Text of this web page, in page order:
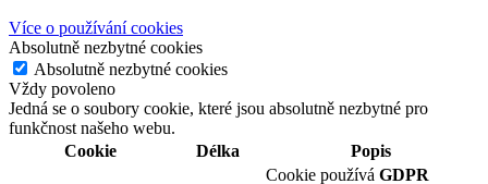
Více o používání cookies
Absolutně nezbytné cookies
Absolutně nezbytné cookies
Vždy povoleno
Jedná se o soubory cookie, které jsou absolutně nezbytné pro
funkčnost našeho webu.
Cookie
Délka Popis
Cookie používá GDPR